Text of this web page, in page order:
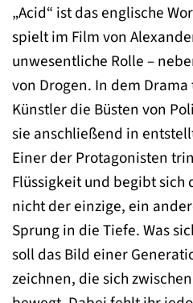
„Acid“ ist das englische
spielt im Film von
unwesentliche Rolle –
von Drogen. In dem
Künstler die Büsten von
sie anschließend in
Einer der Protagonisten
Flüssigkeit und begibt sich
nicht der einzige, ein
Sprung in die Tiefe. Was
soll das Bild einer
zeichnen, die sich